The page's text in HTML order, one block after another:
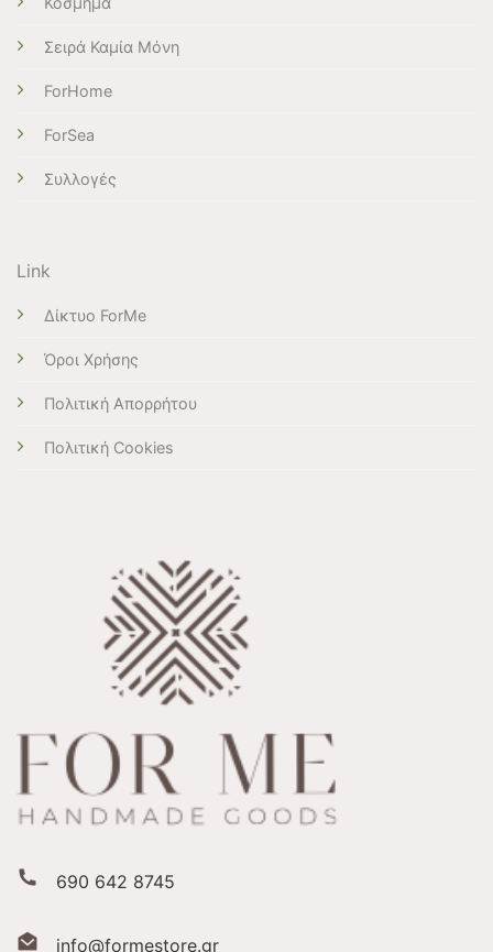
Σειρά Καμία Μόνη
ForHome
ForSea
Συλλογές
Link
Δίκτυο ForMe
Όροι Χρήσης
Πολιτική Απορρήτου
Πολιτική Cookies
690 642 8745
info@formestore.gr